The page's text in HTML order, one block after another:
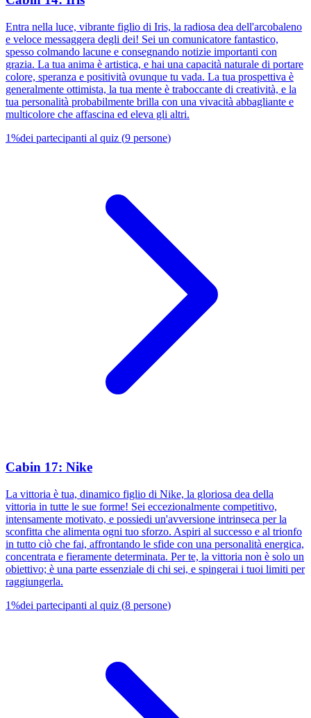
Entra nella luce, vibrante figlio di Iris, la radiosa dea dell'arcobaleno
e veloce messaggera degli dei! Sei un comunicatore fantastico,
spesso colmando lacune e consegnando notizie importanti con
grazia. La tua anima è artistica, e hai una capacità naturale di portare
colore, speranza e positività ovunque tu vada. La tua prospettiva è
generalmente ottimista, la tua mente è traboccante di creatività, e la
tua personalità probabilmente brilla con una vivacità abbagliante e
multicolore che affascina ed eleva gli altri.
1%dei partecipanti al quiz (9 persone)
Cabin 17: Nike
La vittoria è tua, dinamico figlio di Nike, la gloriosa dea della
vittoria in tutte le sue forme! Sei eccezionalmente competitivo,
intensamente motivato, e possiedi un'avversione intrinseca per la
sconfitta che alimenta ogni tuo sforzo. Aspiri al successo e al trionfo
in tutto ciò che fai, affrontando le sfide con una personalità energica,
concentrata e fieramente determinata. Per te, la vittoria non è solo un
obiettivo; è una parte essenziale di chi sei, e spingerai i tuoi limiti per
raggiungerla.
1%dei partecipanti al quiz (8 persone)